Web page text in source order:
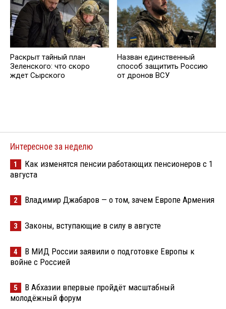
Раскрыт тайный план
Зеленского: что скоро
ждет Сырского
Назван единственный
способ защитить Россию
от дронов ВСУ
Интересное за неделю
1
Как изменятся пенсии работающих пенсионеров с 1
августа
2 Владимир Джабаров — о том, зачем Европе Армения
3 Законы, вступающие в силу в августе
4
В МИД России заявили о подготовке Европы к
войне с Россией
5
В Абхазии впервые пройдёт масштабный
молодёжный форум